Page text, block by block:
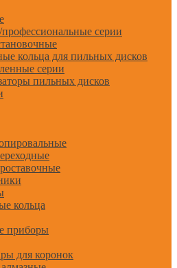
серии
кольца для пильных дисков
серии
пильных дисков
кольца
приборы
для коронок